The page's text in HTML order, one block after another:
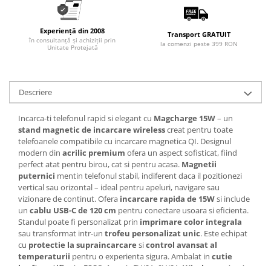
geamuri, mobila
Articole pentru birou, suprafete,
pardoseli
Saci de gunoi
Accesorii pentru curatenie
Tipografie si stampile
Formulare tipizate
Caiete si blocnotesuri
personalizate
Stampile, tusiere si tus
Protectia muncii si Imbracaminte
Imbracaminte
Tricouri
Bluze & Pulovere
Experiență din 2008
în consultanță și achiziții prin
Unitate Protejată
Transport GRATUIT
la comenzi peste 399 RON
Descriere
Incarca-ti telefonul rapid si elegant cu Magcharge 15W– un
stand magnetic de incarcare wirelesscreat pentru toate
telefoanele compatibile cu incarcare magnetica QI. Designul
modern din acrilic premium ofera un aspect sofisticat, fiind
perfect atat pentru birou, cat si pentru acasa. Magnetii
puternici mentin telefonul stabil, indiferent daca il pozitionezi
vertical sau orizontal – ideal pentru apeluri, navigare sau
vizionare de continut. Ofera incarcare rapida de 15Wsi include
un cablu USB-C de 120 cm pentru conectare usoara si eficienta.
Standul poate fi personalizat prin imprimare color integrala
sau transformat intr-un trofeu personalizat unic. Este echipat
cu protectie la supraincarcare sicontrol avansat al
temperaturii pentru o experienta sigura. Ambalat in cutie